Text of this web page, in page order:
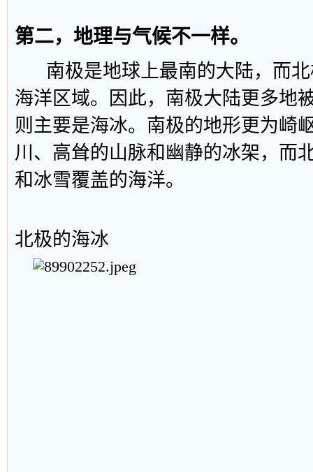
第二，地理与气候不一样。
南极是地球上最南的大陆，而
海洋区域。因此，南极大陆更多地
则主要是海冰。南极的地形更为崎
川、高耸的山脉和幽静的冰架，而
和冰雪覆盖的海洋。
北极的海冰